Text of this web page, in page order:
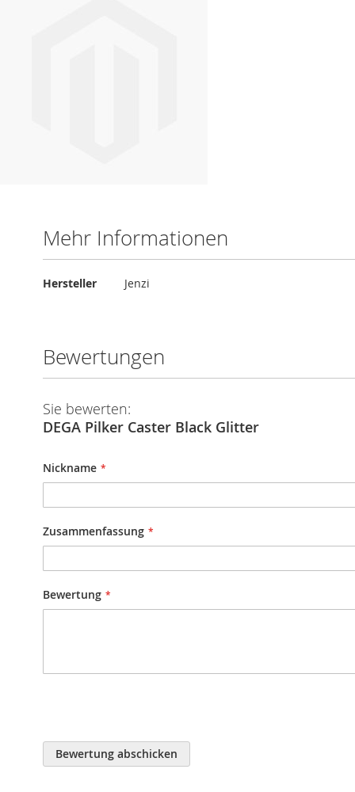
Mehr Informationen
Mehr
Hersteller Jenzi
Bewertungen
Sie bewerten:
DEGA Pilker Caster Black Glitter
Nickname
Zusammenfassung
Bewertung
Bewertung abschicken